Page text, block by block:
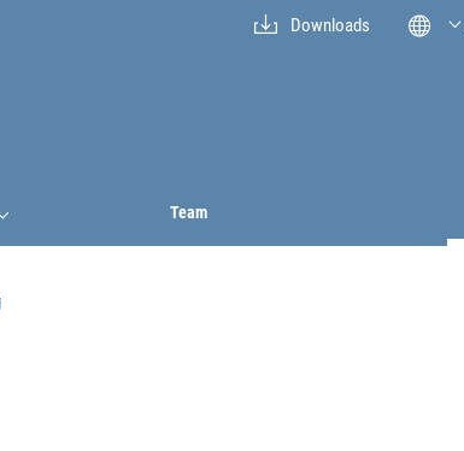
Team
Downloads